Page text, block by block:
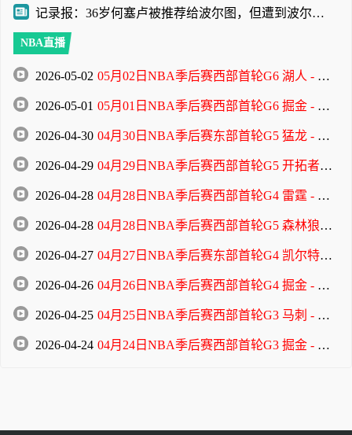
记录报：36岁何塞卢被推荐给波尔图，但遭到波尔图管理层拒绝
NBA直播
2026-05-02 05月02日NBA季后赛西部首轮G6 湖人 - 火箭 全场录像
2026-05-01 05月01日NBA季后赛西部首轮G6 掘金 - 森林狼 全场录像
2026-04-30 04月30日NBA季后赛东部首轮G5 猛龙 - 骑士 全场录像
2026-04-29 04月29日NBA季后赛西部首轮G5 开拓者 - 马刺 全场录像
2026-04-28 04月28日NBA季后赛西部首轮G4 雷霆 - 太阳 全场录像
2026-04-28 04月28日NBA季后赛西部首轮G5 森林狼 - 掘金 全场录像
2026-04-27 04月27日NBA季后赛东部首轮G4 凯尔特人 - 76人 全场录像
2026-04-26 04月26日NBA季后赛西部首轮G4 掘金 - 森林狼 全场录像
2026-04-25 04月25日NBA季后赛西部首轮G3 马刺 - 开拓者 全场录像
2026-04-24 04月24日NBA季后赛西部首轮G3 掘金 - 森林狼 全场录像